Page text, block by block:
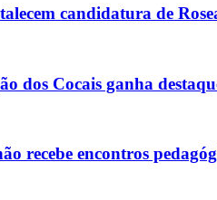
candidatura de
dos Cocais ganha
recebe encontros